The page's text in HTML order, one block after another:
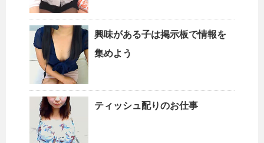
興味がある子は掲示板で情報を
集めよう
ティッシュ配りのお仕事